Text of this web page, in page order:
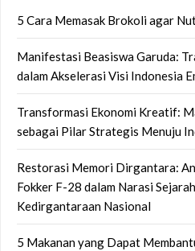
5 Cara Memasak Brokoli agar
Manifestasi Beasiswa Garuda:
dalam Akselerasi Visi Indonesia
Transformasi Ekonomi Kreatif:
sebagai Pilar Strategis Menuju
Restorasi Memori Dirgantara:
Fokker F-28 dalam Narasi
Kedirgantaraan Nasional
5 Makanan yang Dapat